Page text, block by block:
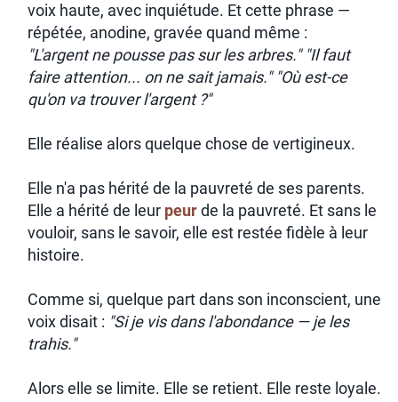
voix haute, avec inquiétude. Et cette phrase —
répétée, anodine, gravée quand même :
"L'argent ne pousse pas sur les arbres." "Il faut
faire attention... on ne sait jamais." "Où est-ce
qu'on va trouver l'argent ?"
Elle réalise alors quelque chose de vertigineux.
Elle n'a pas hérité de la pauvreté de ses parents.
Elle a hérité de leur peurde la pauvreté. Et sans le
vouloir, sans le savoir, elle est restée fidèle à leur
histoire.
Comme si, quelque part dans son inconscient, une
voix disait : "Si je vis dans l'abondance — je les
trahis."
Alors elle se limite. Elle se retient. Elle reste loyale.